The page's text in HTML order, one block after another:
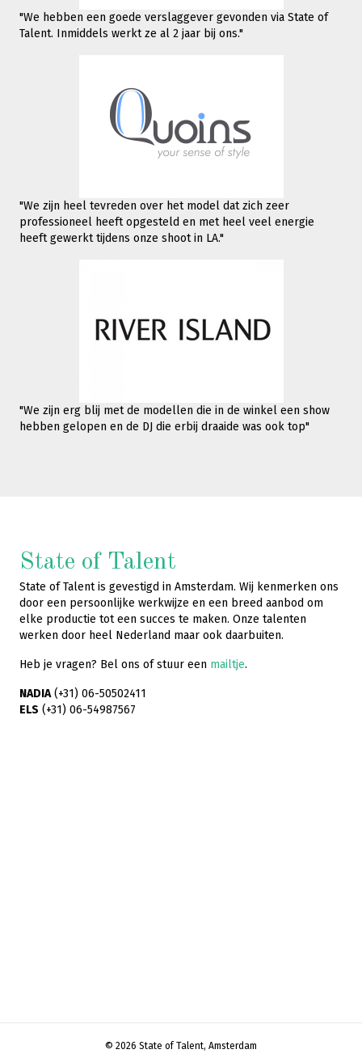
"We hebben een goede verslaggever gevonden via State of
Talent. Inmiddels werktze al 2 jaar bij ons."
"We zijn heel tevreden over het model dat zich zeer
professioneel heeft opgesteld en met heel veel energie
heeft gewerkt tijdens onze shoot in LA."
"We zijn erg blij met de modellen die in de winkel een show
hebben gelopen en de DJ die erbij draaide was ook top"
State of Talent
State of Talent is gevestigd in Amsterdam. Wij kenmerken ons
door een persoonlijke werkwijze en een breed aanbod om
elke productie tot een succes te maken. Onze talenten
werken door heel Nederland maar ook daarbuiten.
Heb je vragen? Bel ons of stuur een mailtje.
NADIA(+31) 06-50502411
ELS (+31) 06-54987567
© 2026 State of Talent, Amsterdam